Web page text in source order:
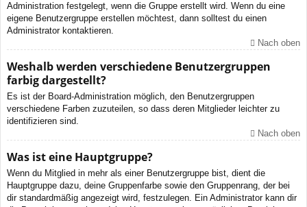
Administration festgelegt, wenn die Gruppe erstellt wird. Wenn du eine
eigene Benutzergruppe erstellen möchtest, dann solltest du einen
Administrator kontaktieren.
Nach oben
Weshalb werden verschiedene Benutzergruppen
farbig dargestellt?
Es ist der Board-Administration möglich, den Benutzergruppen
verschiedene Farben zuzuteilen, so dass deren Mitglieder leichter zu
identifizieren sind.
Nach oben
Was ist eine Hauptgruppe?
Wenn du Mitglied in mehr als einer Benutzergruppe bist, dient die
Hauptgruppe dazu, deine Gruppenfarbe sowie den Gruppenrang, der bei
dir standardmäßig angezeigt wird, festzulegen. Ein Administrator kann dir